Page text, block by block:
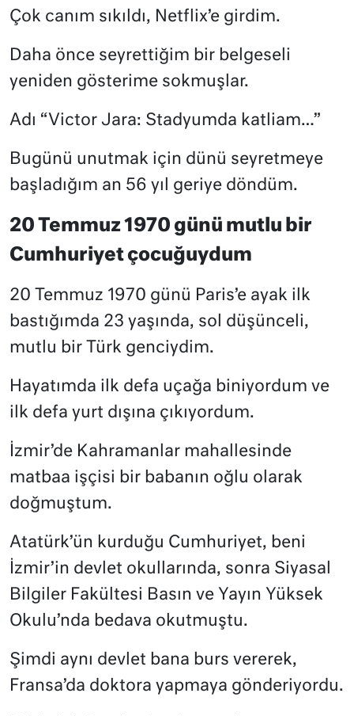
Çok canım sıkıldı, Netflix’e girdim.
Daha önce seyrettiğim bir belgeseli
yeniden gösterime sokmuşlar.
Adı “Victor Jara: Stadyumda katliam…”
Bugünü unutmak için dünü seyretmeye
başladığım an 56 yıl geriye döndüm.
20 Temmuz 1970 günü mutlu bir
Cumhuriyet çocuğuydum
20 Temmuz 1970 günü Paris’e ayak ilk
bastığımda 23 yaşında, sol düşünceli,
mutlu bir Türk genciydim.
Hayatımda ilk defa uçağa biniyordum ve
ilk defa yurt dışına çıkıyordum.
İzmir’de Kahramanlar mahallesinde
matbaa işçisi bir babanın oğlu olarak
doğmuştum.
Atatürk’ün kurduğu Cumhuriyet, beni
İzmir’in devlet okullarında, sonra Siyasal
Bilgiler Fakültesi Basın ve Yayın Yüksek
Okulu’nda bedava okutmuştu.
Şimdi aynı devlet bana burs vererek,
Fransa’da doktora yapmaya gönderiyordu.